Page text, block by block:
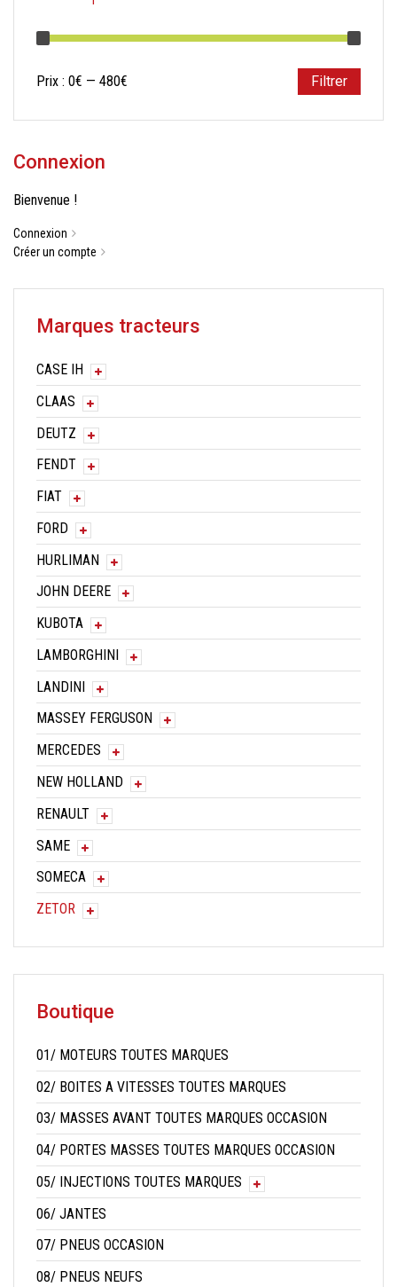
Prix
Prix
Filtrer
Prix : 0€ — 480€
Connexion
Bienvenue !
Connexion
Créer un compte
Marques tracteurs
CASE IH
CLAAS
DEUTZ
FENDT
FIAT
FORD
HURLIMAN
JOHN DEERE
KUBOTA
LAMBORGHINI
LANDINI
MASSEY FERGUSON
MERCEDES
NEW HOLLAND
RENAULT
SAME
SOMECA
ZETOR
Boutique
01/ MOTEURS TOUTES MARQUES
02/ BOITES A VITESSES TOUTES MARQUES
03/ MASSES AVANT TOUTES MARQUES OCCASION
04/ PORTES MASSES TOUTES MARQUES OCCASION
05/ INJECTIONS TOUTES MARQUES
06/ JANTES
07/ PNEUS OCCASION
08/ PNEUS NEUFS